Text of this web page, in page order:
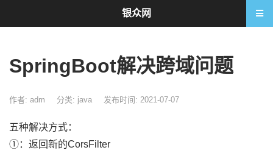
SpringBoot解决跨域问题
作者: adm 分类: java 发布时间: 2021-07-07
五种解决方式：
①：返回新的CorsFilter
银众网